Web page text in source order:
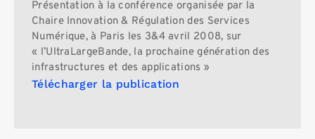
Présentation à la conférence organisée par la
Chaire Innovation & Régulation des Services
Numérique, à Paris les 3&4 avril 2008, sur
« l’UltraLargeBande, la prochaine génération des
infrastructures et des applications »
Télécharger la publication
Contact